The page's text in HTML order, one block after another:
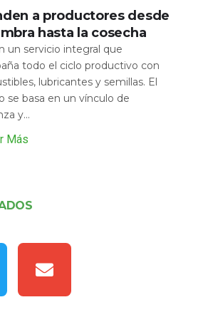
a productores desde
hasta la cosecha
un servicio integral que
todo el ciclo productivo con
lubricantes y semillas. El
se basa en un vínculo de
y...
Más